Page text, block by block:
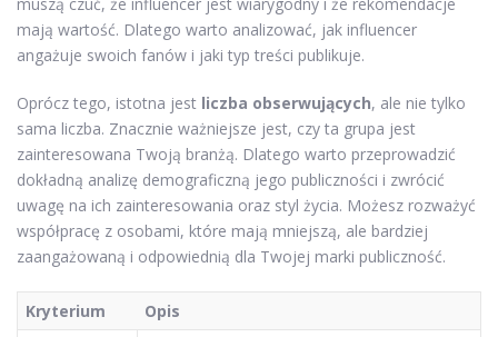
mają wartość. Dlatego warto analizować, jak influencer
angażuje swoich fanów i jaki typ treści publikuje.
Oprócz tego, istotna jest liczba obserwujących, ale nie tylko
sama liczba. Znacznie ważniejsze jest, czy ta grupa jest
zainteresowana Twoją branżą. Dlatego warto przeprowadzić
dokładną analizę demograficzną jego publiczności i zwrócić
uwagę na ich zainteresowania oraz styl życia. Możesz rozważyć
współpracę z osobami, które mają mniejszą, ale bardziej
zaangażowaną i odpowiednią dla Twojej marki publiczność.
Kryterium Opis